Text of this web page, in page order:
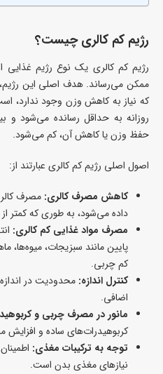
رژیم کم کالری چیست؟
رژیم کم کالری یک نوع رژیم
ممکن می‌رساند. هدف اصلی این
که نیاز به کاهش وزن وجود ندارد،
روزانه به حداقل رسانده می‌شود و
حفظ وزن یا کاهش آن، کم می‌شود.
اصول اصلی رژیم کم کالری عبارتند از:
کاهش مصرف کالری: مصرف
داده می‌شود، به طوری که کمتر از
مصرف مواد غذایی کم کالری:
پایین مانند سبزیجات،
کم چربی.
کنترل اندازه: محدودیت در
اضافی.
مانور در مصرف چربی و
کربوهیدرات‌های ساده و افزایش
توجه به ترکیبات مغذی:
نیازهای مغذی بدن است.